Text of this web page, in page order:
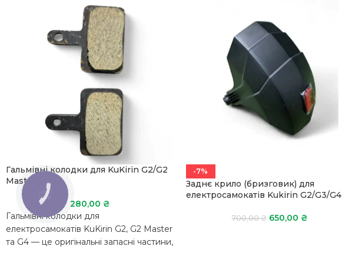
Гальмівні колодки для KuKirin G2/G2
Master/G4
280,00 ₴
Гальмівні колодки для
електросамокатів KuKirin G2, G2 Master
та G4 — це оригінальні запасні частини,
-7%
Заднє крило (бризговик) для
електросамокатів Kukirin G2/G3/G4
700,00₴ 650,00 ₴
КНОПКА
ЗВ'ЯЗКУ